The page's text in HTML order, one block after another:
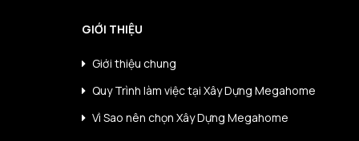
GIỚI THIỆU
Giới thiệu chung
Quy Trình làm việc tại Xây Dựng Megahome
Vì Sao nên chọn Xây Dựng Megahome